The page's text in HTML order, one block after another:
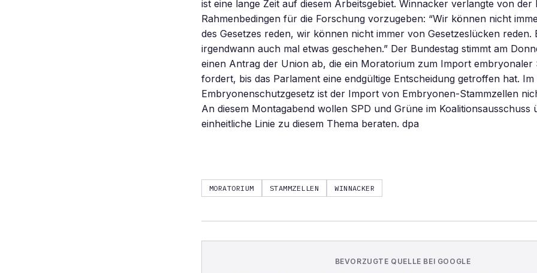
ist eine lange Zeit auf diesem Arbeitsgebiet. Winnacker verlangte von der
Rahmenbedingen für die Forschung vorzugeben: “Wir können nicht
des Gesetzes reden, wir können nicht immer von Gesetzeslücken reden.
irgendwann auch mal etwas geschehen.” Der Bundestag stimmt am
einen Antrag der Union ab, die ein Moratorium zum Import embryonaler
fordert, bis das Parlament eine endgültige Entscheidung getroffen hat. Im
Embryonenschutzgesetz ist der Import von Embryonen-Stammzellen
An diesem Montagabend wollen SPD und Grüne im Koalitionsausschuss
einheitliche Linie zu diesem Thema beraten. dpa
MORATORIUM STAMMZELLEN WINNACKER
BEVORZUGTE QUELLE BEI GOOGLE